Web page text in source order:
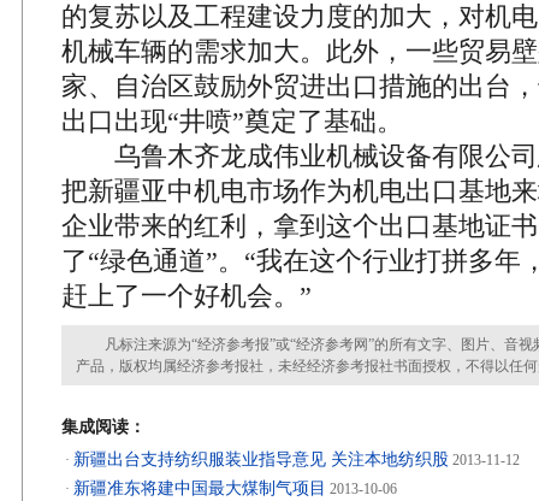
的复苏以及工程建设力度的加大，对机
机械车辆的需求加大。此外，一些贸易
家、自治区鼓励外贸进出口措施的出台
出口出现“井喷”奠定了基础。
乌鲁木齐龙成伟业机械设备有限公司
把新疆亚中机电市场作为机电出口基地
企业带来的红利，拿到这个出口基地证
了“绿色通道”。“我在这个行业打拼多年
赶上了一个好机会。”
凡标注来源为“经济参考报”或“经济参考网”的所有文字、图片、音视
产品，版权均属经济参考报社，未经经济参考报社书面授权，不得以任
集成阅读：
· 新疆出台支持纺织服装业指导意见 关注本地纺织股 2013-11-12
· 新疆准东将建中国最大煤制气项目 2013-10-06